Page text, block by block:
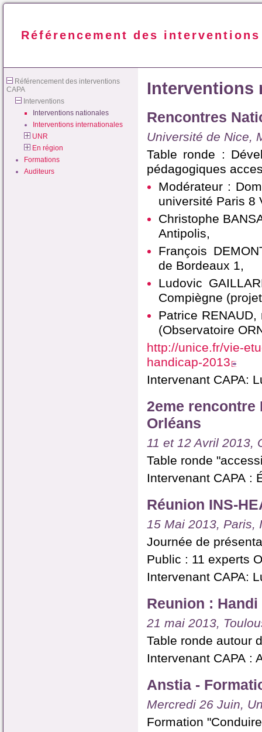
Référencement des interventions
Interventions
Rencontres
Université de Nice,
Table ronde :
pédagogiques
Modérateur :
université Paris 8
Christophe
Antipolis,
François
de Bordeaux 1,
Ludovic
Compiègne
Patrice
(Observatoire
http://unice.fr/vie-
handicap-2013
Intervenant CAPA:
2eme
Orléans
11 et 12 Avril 2013,
Table ronde
Intervenant CAPA :
Réunion INS-
15 Mai 2013, Paris,
Journée de
Public : 11 experts
Intervenant CAPA:
Reunion : Handi
21 mai 2013,
Table ronde autour
Intervenant CAPA :
Anstia -
Mercredi 26 Juin,
Formation
Référencement des interventions
CAPA
Interventions
Interventions nationales
Interventions internationales
UNR
En région
Formations
Auditeurs